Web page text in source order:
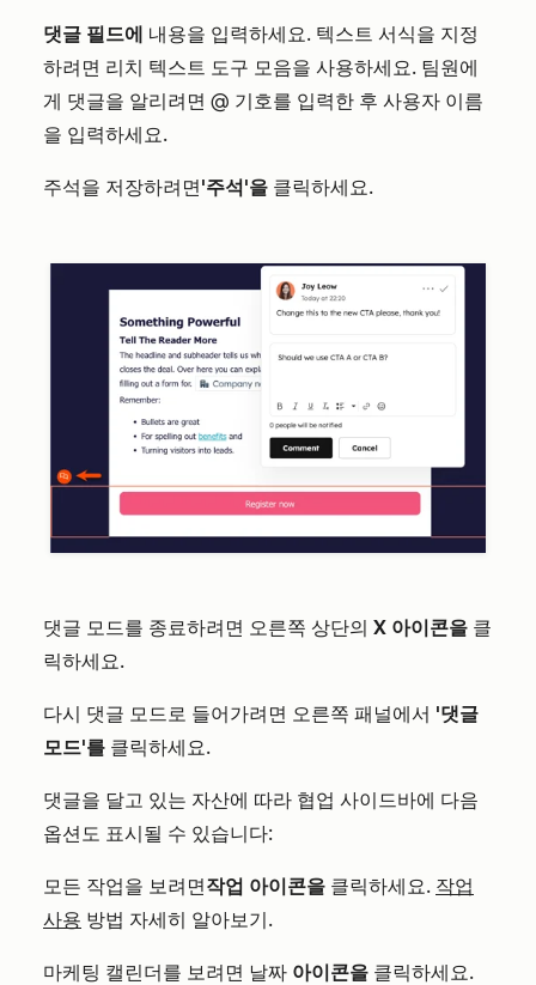
댓글 필드에 내용을 입력하세요. 텍스트 서식을 지정
하려면 리치 텍스트 도구 모음을 사용하세요. 팀원에
게 댓글을 알리려면 @ 기호를 입력한 후 사용자 이름
을 입력하세요.
주석을 저장하려면'주석'을 클릭하세요.
댓글 모드를 종료하려면 오른쪽 상단의 X 아이콘을 클
릭하세요.
다시 댓글 모드로 들어가려면 오른쪽 패널에서 '댓글
모드'를 클릭하세요.
댓글을 달고 있는 자산에 따라 협업 사이드바에 다음
옵션도 표시될 수 있습니다:
모든 작업을 보려면작업 아이콘을 클릭하세요. 작업
사용 방법 자세히 알아보기.
마케팅 캘린더를 보려면 날짜 아이콘을 클릭하세요.